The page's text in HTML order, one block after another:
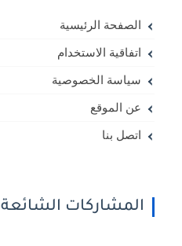
الصفحة الرئيسية
اتفاقية الاستخدام
سياسة الخصوصية
عن الموقع
اتصل بنا
المشاركات الشائعة